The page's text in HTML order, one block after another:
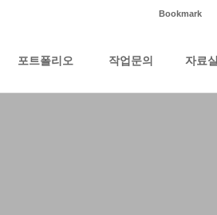
Bookmark
포트폴리오 작업문의 자료실